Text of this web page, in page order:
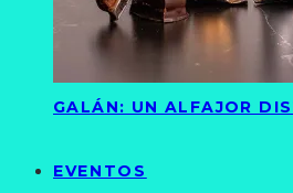
GALÁN: UN ALFAJOR
EVENTOS